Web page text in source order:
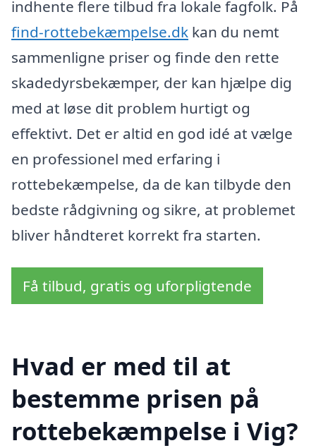
indhente flere tilbud fra lokale fagfolk. På
find-rottebekæmpelse.dk kan du nemt
sammenligne priser og finde den rette
skadedyrsbekæmper, der kan hjælpe dig
med at løse dit problem hurtigt og
effektivt. Det er altid en god idé at vælge
en professionel med erfaring i
rottebekæmpelse, da de kan tilbyde den
bedste rådgivning og sikre, at problemet
bliver håndteret korrekt fra starten.
Få tilbud, gratis og uforpligtende
Hvad er med til at
bestemme prisen på
rottebekæmpelse i Vig?